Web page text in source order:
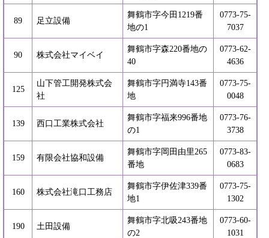
89 足立設備
舞鶴市字今田1219番
地の1
0773-75-
7037
90 株式会社マイベイ
舞鶴市字森220番地の
40
0773-62-
4636
125
山下管工開発株式会
社
舞鶴市字円満寺143番
地
0773-75-
0048
139 西口工業株式会社
舞鶴市字福来996番地
の1
0773-76-
3738
159 有限会社協和設備
舞鶴市字岡田由里265
番地
0773-83-
0683
160 株式会社滝口工務店
舞鶴市字伊佐津339番
地1
0773-75-
1302
190 土田設備
舞鶴市字北吸243番地
の2
0773-60-
1031